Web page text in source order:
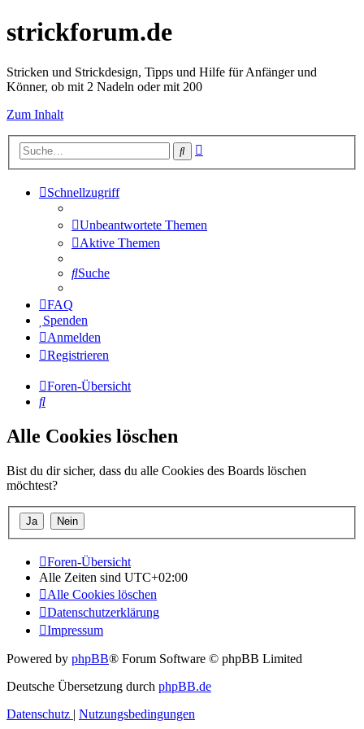
strickforum.de
Stricken und Strickdesign, Tipps und Hilfe für Anfänger und
Könner, ob mit 2 Nadeln oder mit 200
Zum Inhalt
Suche
Schnellzugriff
Unbeantwortete Themen
Aktive Themen
Suche
FAQ
Spenden
Anmelden
Registrieren
Foren-Übersicht
Suche
Alle Cookies löschen
Bist du dir sicher, dass du alle Cookies des Boards löschen
möchtest?
Foren-Übersicht
Alle Zeiten sind UTC+02:00
Alle Cookies löschen
Datenschutzerklärung
Impressum
Powered by phpBB® Forum Software © phpBB Limited
Deutsche Übersetzung durch phpBB.de
Datenschutz | Nutzungsbedingungen